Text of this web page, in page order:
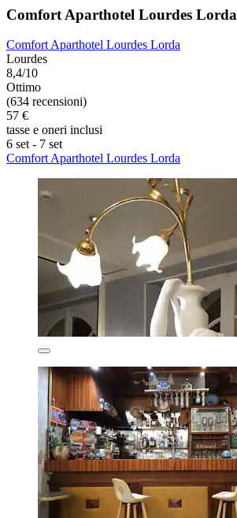
Comfort Aparthotel Lourdes Lorda
Comfort Aparthotel Lourdes Lorda
Lourdes
8,4/10
Ottimo
(634 recensioni)
57 €
tasse e oneri inclusi
6 set - 7 set
Comfort Aparthotel Lourdes Lorda